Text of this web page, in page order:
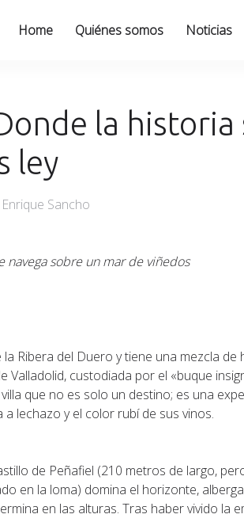
Home Quiénes somos Noticias
la historia
ley
Enrique Sancho
navega sobre un mar de viñedos
Ribera del Duero y tiene una mezcla
Valladolid, custodiada por el «buque
que no es solo un destino; es una
lechazo y el color rubí de sus vinos.
de Peñafiel (210 metros de largo,
en la loma) domina el horizonte,
en las alturas. Tras haber vivido la